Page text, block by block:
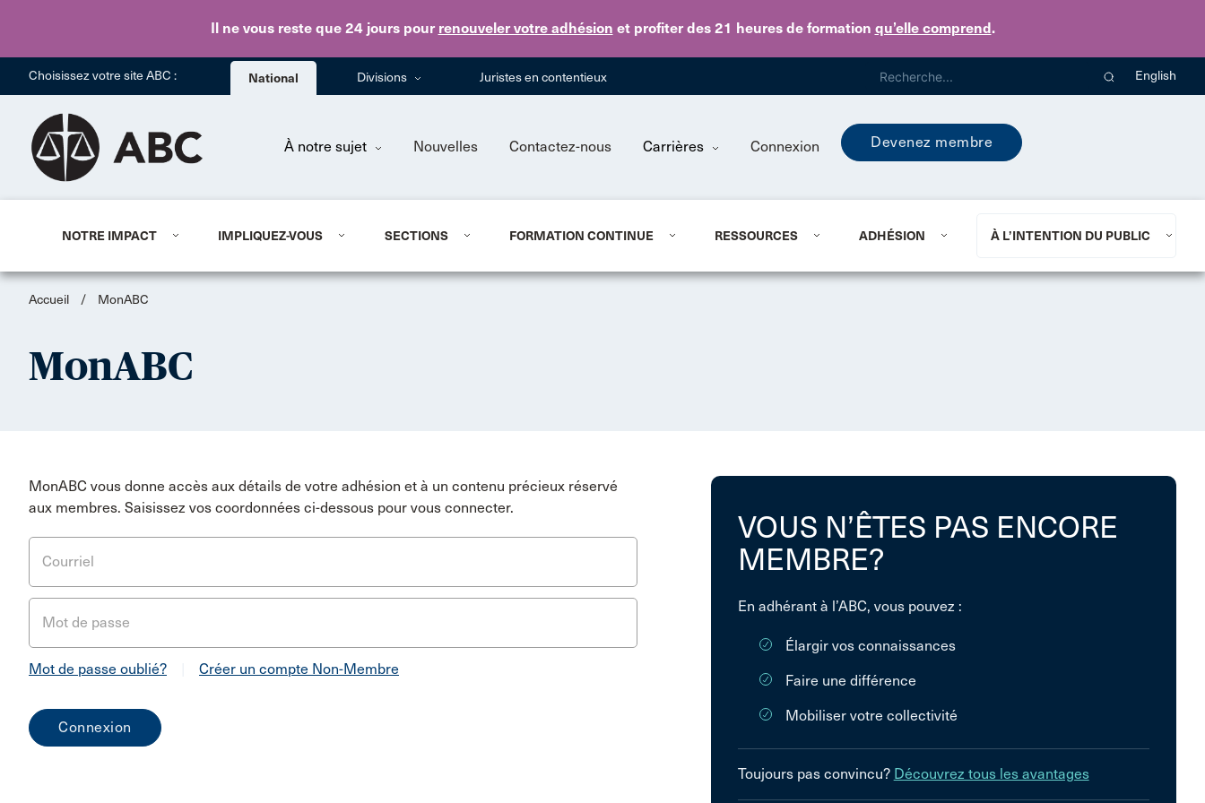
Il ne vous reste que 24 jourspour renouveler votre adhésion et profiter des 21 heures de formation qu’elle comprend.
Skip to main content
Choisissez votre site ABC : National Divisions Juristes en contentieux English
À notre sujet Nouvelles Contactez-nous Carrières Connexion Devenez membre
NOTRE IMPACT IMPLIQUEZ-VOUS SECTIONS FORMATION CONTINUE RESSOURCES ADHÉSION À L’INTENTION DU PUBLIC
Accueil / MonABC
MonABC
MonABC vous donne accès aux détails de votre adhésion et à un contenu précieux réservé
aux membres. Saisissez vos coordonnées ci-dessous pour vous connecter.
Courriel
Mot de passe
Mot de passe oublié? Créer un compte Non-Membre
VOUS N’ÊTES PAS ENCORE
MEMBRE?
En adhérant à l’ABC, vous pouvez :
Élargir vos connaissances
Faire une différence
Mobiliser votre collectivité
Toujours pas convincu? Découvrez tous les avantages